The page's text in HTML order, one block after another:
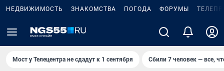
НЕДВИЖИМОСТЬ ЗНАКОМСТВА ПОГОДА ФОРУМЫ
Мост у Телецентра не сдадут к 1 сентября Сбили 7 человек — все,